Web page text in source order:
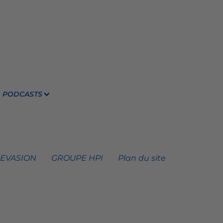
PODCASTS
GROUPE HPI Plan du site